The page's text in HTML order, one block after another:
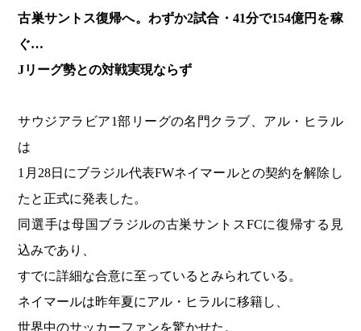
古巣サントス復帰へ。わずか2試合・41分で154億円を稼
ぐ…
Jリーグ勢との対戦実現ならず
サウジアラビア1部リーグの名門クラブ、アル・ヒラル
は
1月28日にブラジル代表FWネイマールとの契約を解除し
たと正式に発表した。
同選手は母国ブラジルの古巣サントスFCに復帰する見
込みであり、
すでに詳細な合意に至っているとみられている。
ネイマールは昨年夏にアル・ヒラルに移籍し、
世界中のサッカーファンを驚かせた。